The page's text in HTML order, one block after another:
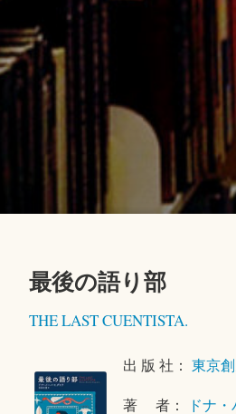
最後の語り部
THE LAST CUENTISTA.
出 版 社：東京
著 者： ドナ
0
3
年